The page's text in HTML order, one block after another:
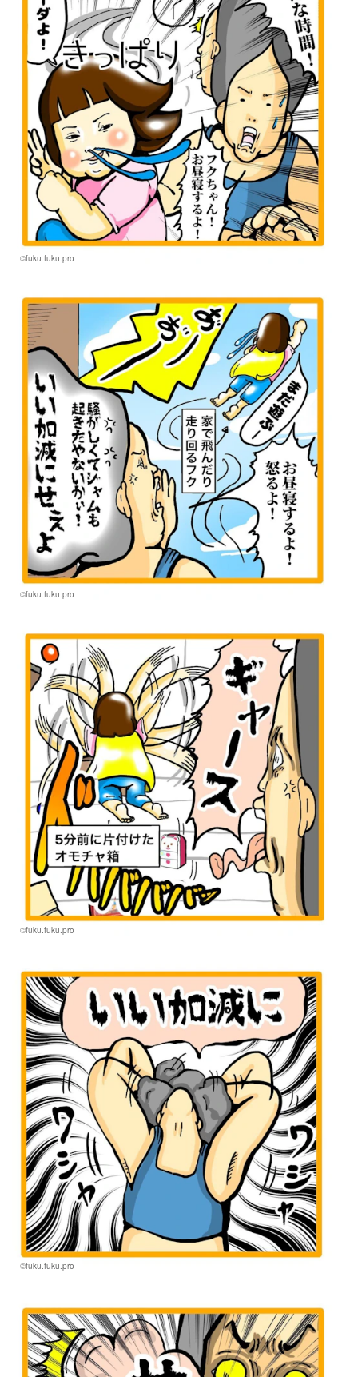
©fuku.fuku.pro
©fuku.fuku.pro
©fuku.fuku.pro
©fuku.fuku.pro